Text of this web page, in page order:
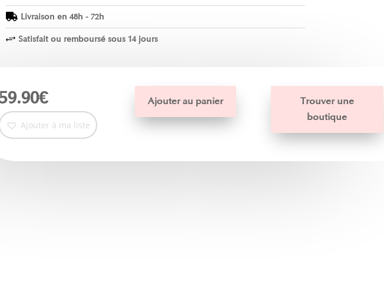
 Livraison en 48h - 72h
+ Satisfait ou remboursé sous 14 jours
€
Ajouter à ma liste
Ajouter au panier
Trouver une
boutique